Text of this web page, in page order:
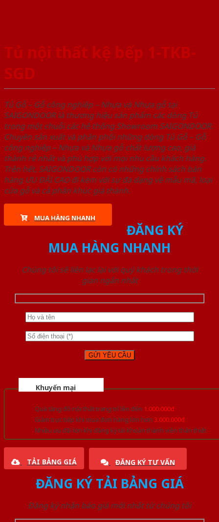
Tủ nội thất kệ bếp 1-TKB-
SGD
Tủ Gỗ – Gỗ công nghiêp – Nhựa và Nhựa gỗ tại
SAIGONDOOR là thương hiệu sản phẩm các dòng Tủ
trong một chuỗi các hệ thống Showroom SAIGONDOOR.
Chuyên sản xuất và phân phối những dòng Tủ Gỗ – Gỗ
công nghiêp – Nhựa và Nhựa gỗ chất lượng cao, giá
thành rẻ nhất và phù hợp với mọi nhu cầu khách hàng.
Trên hết, SAIGONDOOR còn có những chính sách bán
hàng ƯU ĐÃI CAO đi kèm với sự đa dạng về mẫu mã, loại
cửa gỗ và cả phân khúc giá thành.
MUA HÀNG NHANH
ĐĂNG KÝ
MUA HÀNG NHANH
Chúng tôi sẽ liên lạc lại với quý khách trong thời
gian ngắn nhất
Khuyến mại
Quà tặng đồ nội thất trang trí lên đến 1.000.000đ
Giảm trực tiếp khi mua đơn hàng lớn hơn 3.000.000đ
Nhiều ưu đãi lớn khi đăng ký tài khoản thành viên thân thiết
TẢI BẢNG GIÁ ĐĂNG KÝ TƯ VẤN
ĐĂNG KÝ TẢI BẢNG GIÁ
Đăng ký nhận báo giá mới nhất từ chúng tôi